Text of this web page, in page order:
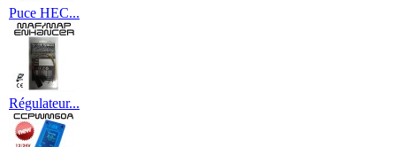
Puce HEC...
Régulateur...